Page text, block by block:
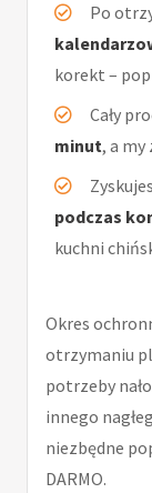
Po
korekt –
Cały
minut, a my
podczas
kuchni
Okres
otrzymaniu
potrzeby
innego
niezbędne
DARMO.